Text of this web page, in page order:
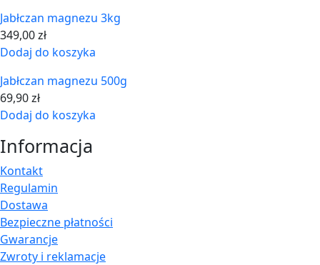
Jabłczan magnezu 3kg
349,00zł
Dodaj do koszyka
Jabłczan magnezu 500g
69,90zł
Dodaj do koszyka
Informacja
Kontakt
Regulamin
Dostawa
Bezpieczne płatności
Gwarancje
Zwroty i reklamacje